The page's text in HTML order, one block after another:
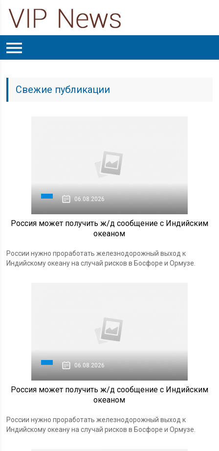
Свежие публикации
06.08.2026
Россия может получить ж/д сообщение с Индийским
океаном
России нужно проработать железнодорожный выход к
Индийскому океану на случай рисков в Босфоре и Ормузе.
06.08.2026
Россия может получить ж/д сообщение с Индийским
океаном
России нужно проработать железнодорожный выход к
Индийскому океану на случай рисков в Босфоре и Ормузе.